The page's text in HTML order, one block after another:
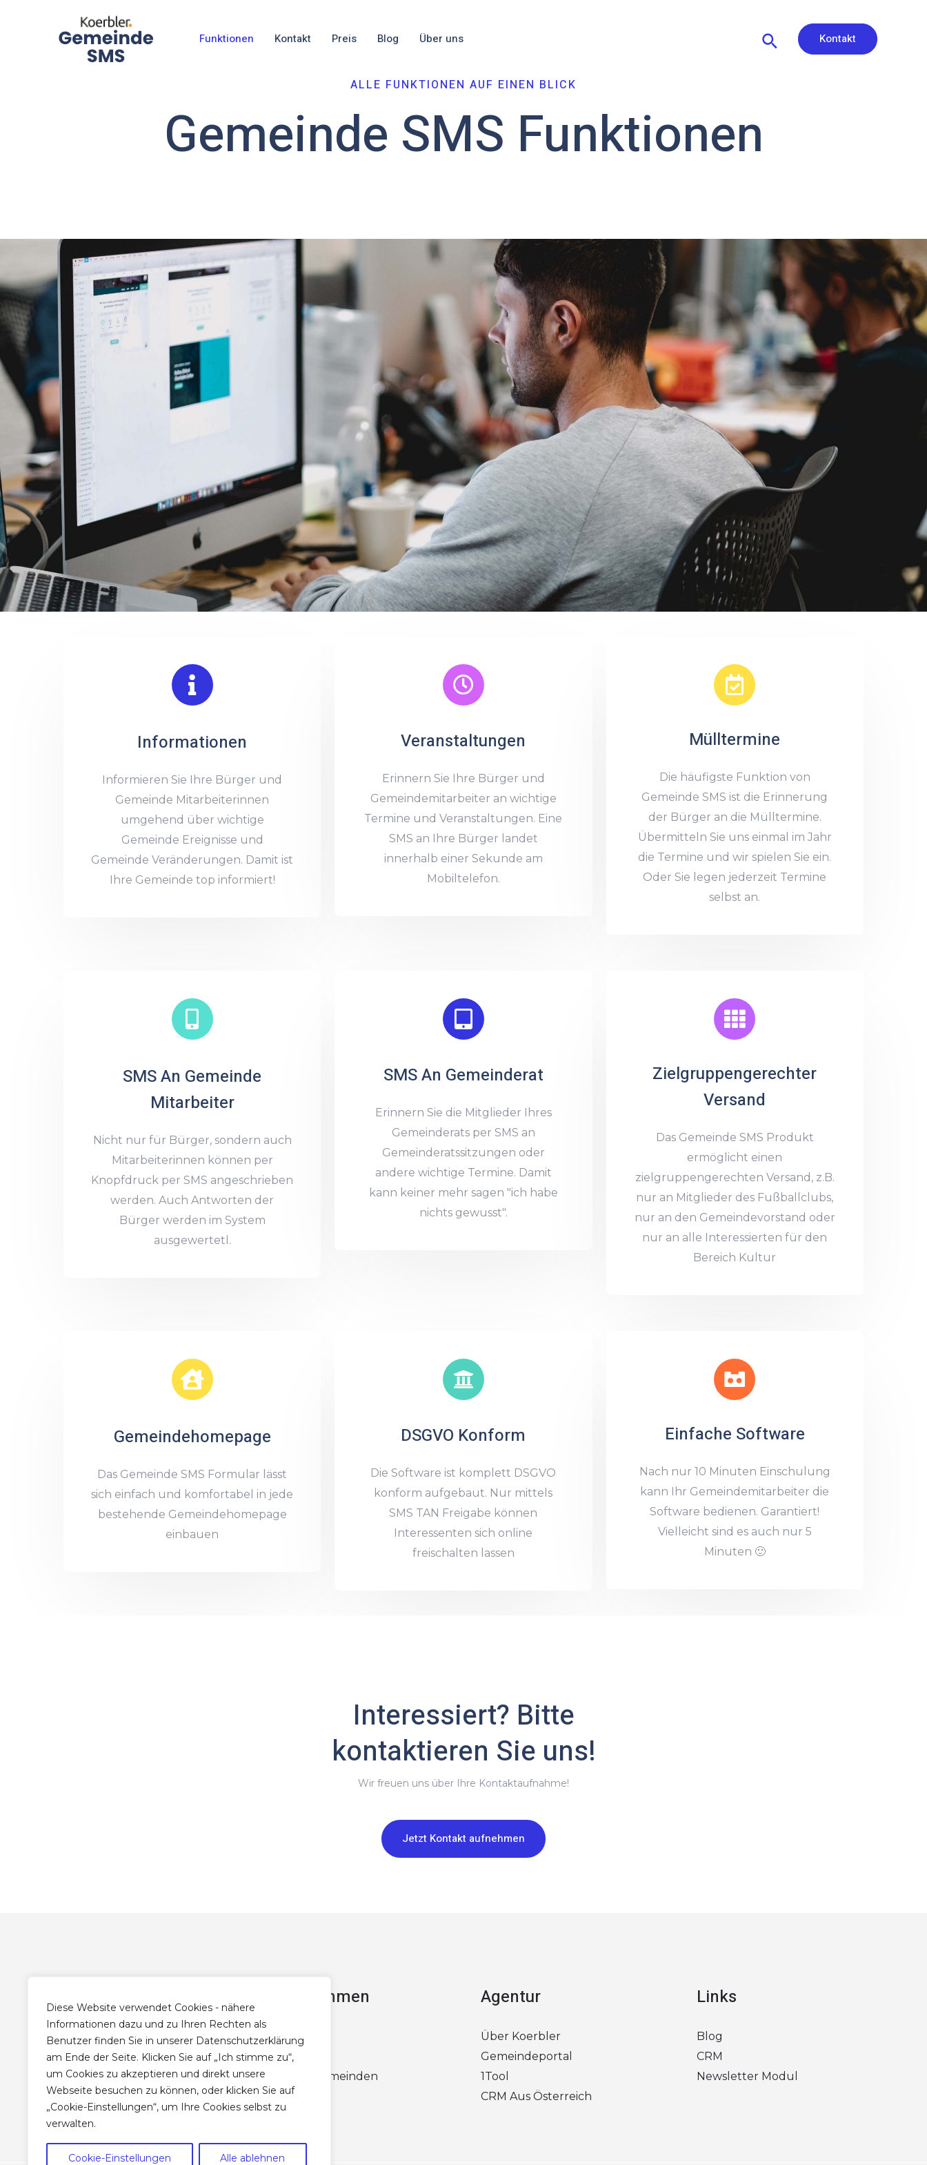
Diese Website verwendet Cookies - nähere
Informationen dazu und zu Ihren Rechten als
Benutzer finden Sie in unserer Datenschutzerklärung
am Ende der Seite. Klicken Sie auf „Ich stimme zu“,
um Cookies zu akzeptieren und direkt unsere
Webseite besuchen zu können, oder klicken Sie auf
„Cookie-Einstellungen“, um Ihre Cookies selbst zu
verwalten.
Cookie-Einstellungen Alle ablehnen
Funktionen Kontakt Preis Blog Über uns Kontakt
ALLE FUNKTIONEN AUF EINEN BLICK
Gemeinde SMS Funktionen
Informationen
Informieren Sie Ihre Bürger und
Gemeinde Mitarbeiterinnen
umgehend über wichtige
Gemeinde Ereignisse und
Gemeinde Veränderungen. Damit ist
Ihre Gemeinde top informiert!
Veranstaltungen
Erinnern Sie Ihre Bürger und
Gemeindemitarbeiter an wichtige
Termine und Veranstaltungen. Eine
SMS an Ihre Bürger landet
innerhalb einer Sekunde am
Mobiltelefon.
Mülltermine
Die häufigste Funktion von
Gemeinde SMS ist die Erinnerung
der Bürger an die Mülltermine.
Übermitteln Sie uns einmal im Jahr
die Termine und wir spielen Sie ein.
Oder Sie legen jederzeit Termine
selbst an.
SMS An Gemeinde
Mitarbeiter
Nicht nur für Bürger, sondern auch
Mitarbeiterinnen können per
Knopfdruck per SMS angeschrieben
werden. Auch Antworten der
Bürger werden im System
ausgewertetl.
SMS An Gemeinderat
Erinnern Sie die Mitglieder Ihres
Gemeinderats per SMS an
Gemeinderatssitzungen oder
andere wichtige Termine. Damit
kann keiner mehr sagen "ich habe
nichts gewusst".
Zielgruppengerechter
Versand
Das Gemeinde SMS Produkt
ermöglicht einen
zielgruppengerechten Versand, z.B.
nur an Mitglieder des Fußballclubs,
nur an den Gemeindevorstand oder
nur an alle Interessierten für den
Bereich Kultur
Gemeindehomepage
Das Gemeinde SMS Formular lässt
sich einfach und komfortabel in jede
bestehende Gemeindehomepage
einbauen
DSGVO Konform
Die Software ist komplett DSGVO
konform aufgebaut. Nur mittels
SMS TAN Freigabe können
Interessenten sich online
freischalten lassen
Einfache Software
Nach nur 10 Minuten Einschulung
kann Ihr Gemeindemitarbeiter die
Software bedienen. Garantiert!
Vielleicht sind es auch nur 5
Minuten 🙂
Interessiert? Bitte
kontaktieren Sie uns!
Wir freuen uns über Ihre Kontaktaufnahme!
Jetzt Kontakt aufnehmen
Gemeinde SMS
Körbler GmbH
Hofweg 1
8435 Wagna
Tel. +43 3452 - 214 214
Unternehmen
Über uns
Funktionen
SMS für Gemeinden
Kontakt
Agentur
Über Koerbler
Gemeindeportal
1Tool
CRM Aus Österreich
Links
Blog
CRM
Newsletter Modul